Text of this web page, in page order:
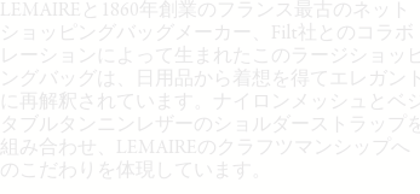
LEMAIREと1860年創業のフランス最古のネット
ショッピングバッグメーカー、Filt社とのコラボ
レーションによって生まれたこのラージショッピ
ングバッグは、日用品から着想を得てエレガント
に再解釈されています。ナイロンメッシュとベジ
タブルタンニンレザーのショルダーストラップを
組み合わせ、LEMAIREのクラフツマンシップへ
のこだわりを体現しています。